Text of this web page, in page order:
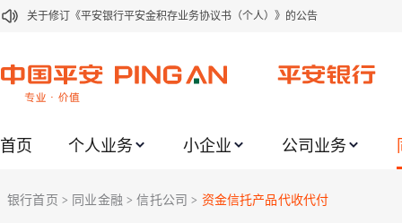
关于修订《平安银行平安金积存业务协议书（个人）》的公告
关于2021年劳动节期间代理贵金属业务风险提示的通知
关于加强代理贵金属业务风险防范的提示
关于进一步加强代理贵金属业务风险防范的提示
首页 个人业务 小企业 公司业务
银行首页 > 同业金融 > 信托公司 > 资金信托产品代收代付